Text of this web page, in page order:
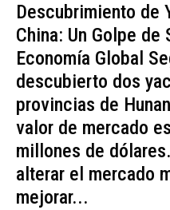
Descubrimiento de
China: Un Golpe de
Economía Global
descubierto dos
provincias de
valor de mercado
millones de
alterar el mercado
mejorar...